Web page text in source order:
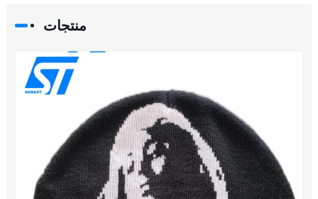
منتجات